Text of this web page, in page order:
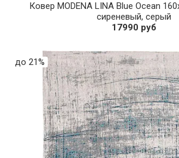
Ковер MODENA LINA Blue Ocean
сиреневый, серый
17990 руб
до 21%